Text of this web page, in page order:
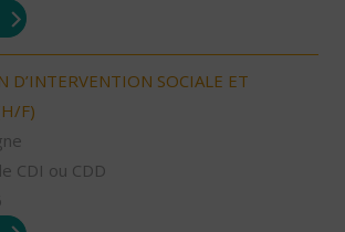
D’INTERVENTION SOCIALE ET
F)
CDI ou CDD